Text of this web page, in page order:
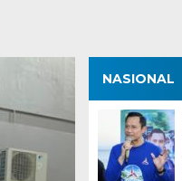
NASIONAL